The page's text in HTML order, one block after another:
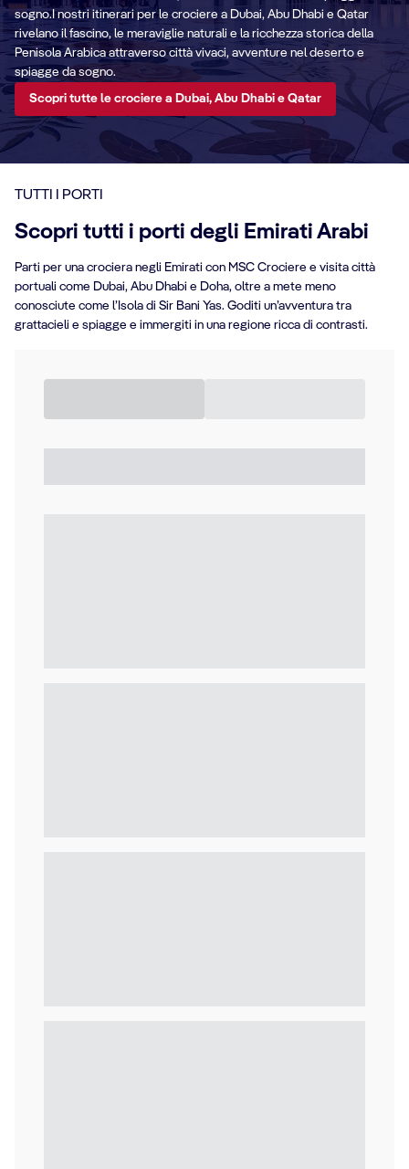
sogno.I nostri itinerari per le crociere a Dubai, Abu Dhabi e Qatar
rivelano il fascino, le meraviglie naturali e la ricchezza storica della
Penisola Arabica attraverso città vivaci, avventure nel deserto e
spiagge da sogno.
Scopri tutte le crociere a Dubai, Abu Dhabi e Qatar
TUTTI I PORTI
Scopri tutti i porti degli Emirati Arabi
Parti per una crociera negli Emirati con MSC Crociere e visita città
portuali come Dubai, Abu Dhabi e Doha, oltre a mete meno
conosciute come l’Isola di Sir Bani Yas. Goditi un’avventura tra
grattacieli e spiagge e immergiti in una regione ricca di contrasti.